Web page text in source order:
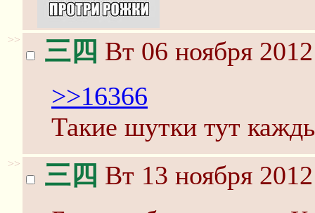
>> 三四 Вт 06 ноября
>>16366
Такие шутки тут
>> 三四 Вт 13 ноября